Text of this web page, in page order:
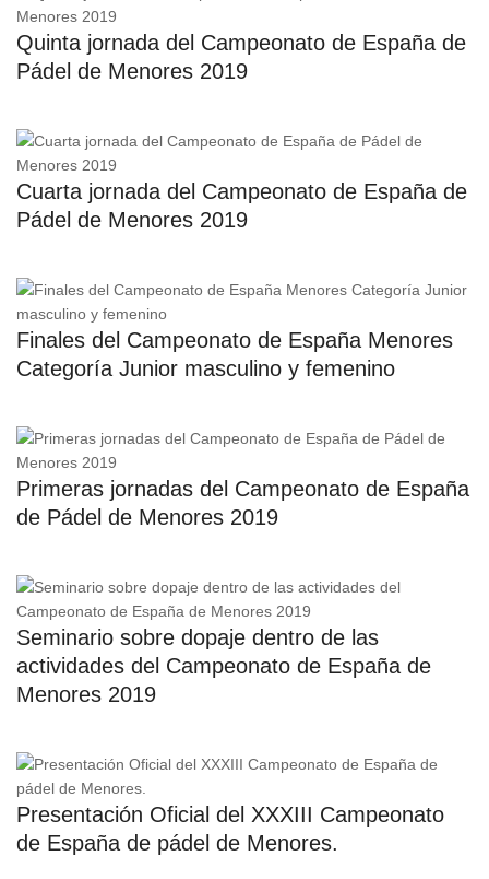
Quinta jornada del Campeonato de España de
Pádel de Menores 2019
Cuarta jornada del Campeonato de España de
Pádel de Menores 2019
Finales del Campeonato de España Menores
Categoría Junior masculino y femenino
Primeras jornadas del Campeonato de España
de Pádel de Menores 2019
Seminario sobre dopaje dentro de las
actividades del Campeonato de España de
Menores 2019
Presentación Oficial del XXXIII Campeonato
de España de pádel de Menores.